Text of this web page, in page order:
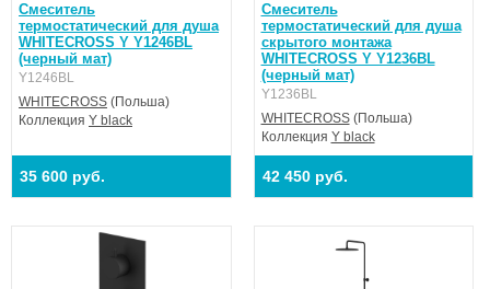
Смеситель
термостатический для душа
WHITECROSS Y Y1246BL
(черный мат)
Y1246BL
WHITECROSS (Польша)
Коллекция Y black
35 600 руб.
Смеситель
термостатический для душа
скрытого монтажа
WHITECROSS Y Y1236BL
(черный мат)
Y1236BL
WHITECROSS(Польша)
Коллекция Y black
42 450 руб.